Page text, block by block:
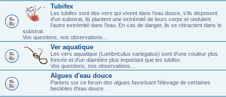
Tubifex
Les tubifex sont des vers qui vivent dans l'eau douce, s'ils disposent
d'un substrat, ils plantent une extrémité de leurs corps et ondulent
l'autre extrémité dans l'eau. En cas de danger, ils se rétractent dans le
substrat.
Vos questions, nos observations…
Ver aquatique
Les vers aquatique (Lumbriculus variegatus) sont d'une couleur plus
foncée et d'un diamètre plus important que les tubifex.
Vos questions, nos observations…
Algues d'eau douce
Parlons sur ce forum des algues favorisant l'élevage de certaines
bestioles d'eau douce.